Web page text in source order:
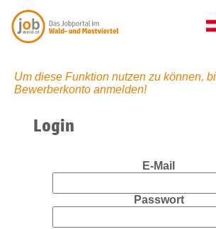
Um diese Funktion nutzen zu können,
Bewerberkonto anmelden!
Login
E-Mail
Passwort